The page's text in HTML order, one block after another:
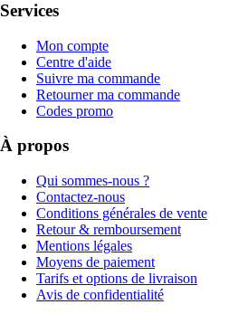
Services
Mon compte
Centre d'aide
Suivre ma commande
Retourner ma commande
Codes promo
À propos
Qui sommes-nous ?
Contactez-nous
Conditions générales de vente
Retour & remboursement
Mentions légales
Moyens de paiement
Tarifs et options de livraison
Avis de confidentialité